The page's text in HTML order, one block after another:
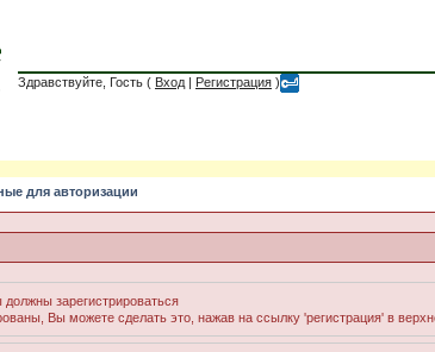
Здравствуйте, Гость ( Вход | Регистрация )
для авторизации
зарегистрироваться
Вы можете сделать это, нажав на ссылку 'регистрация' в